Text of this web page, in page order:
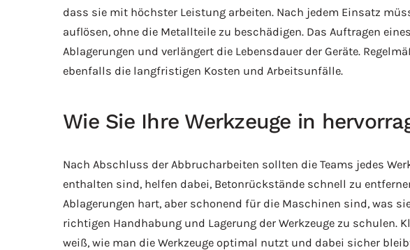
dass sie mit höchster Leistung arbeiten. Nach jedem Einsatz
auflösen, ohne die Metallteile zu beschädigen. Das Auftragen
Ablagerungen und verlängert die Lebensdauer der Geräte.
ebenfalls die langfristigen Kosten und Arbeitsunfälle.
Wie Sie Ihre Werkzeuge in
Nach Abschluss der Abbrucharbeiten sollten die Teams jedes
enthalten sind, helfen dabei, Betonrückstände schnell zu
Ablagerungen hart, aber schonend für die Maschinen sind, was
richtigen Handhabung und Lagerung der Werkzeuge zu
weiß, wie man die Werkzeuge optimal nutzt und dabei sicher